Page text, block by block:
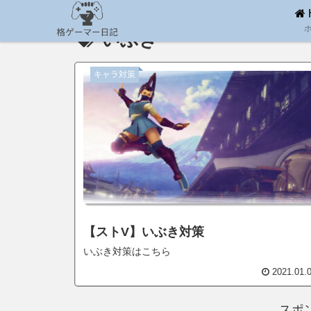
いぶき
キャラ対策
【ストV】いぶき対策
いぶき対策はこちら